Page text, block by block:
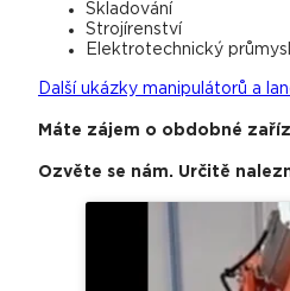
Skladování
Strojírenství
Elektrotechnický průmysl
Další ukázky manipulátorů a
Máte zájem o obdobné
Ozvěte se nám. Určitě